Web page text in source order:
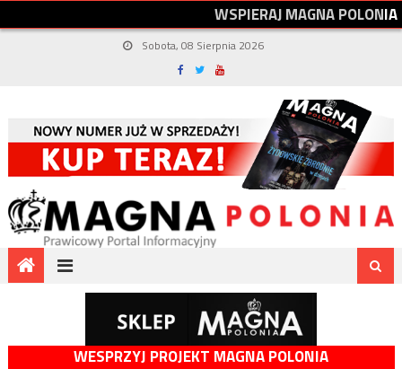
WSPIERAJMAGNAPOLONIA
Sobota, 08 Sierpnia 2026
WESPRZYJ PROJEKT MAGNA POLONIA